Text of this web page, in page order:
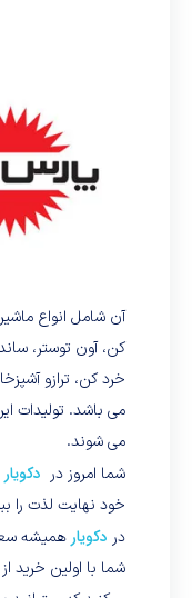
کن، آون توستر،
خرد کن، ترازو
می شوند.
شما امروز در دکویار
خود نهایت لذت را
در دکویار همیشه
شما با اولین خرید